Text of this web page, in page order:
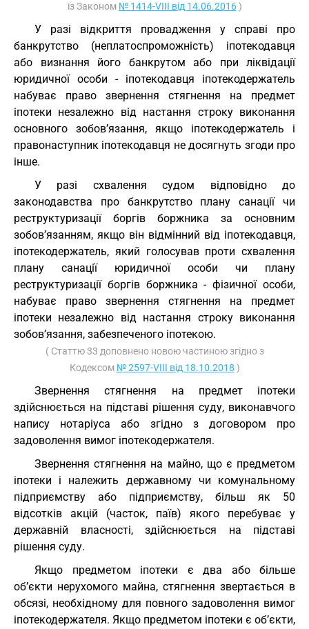
із Законом № 1414-VIII від 14.06.2016)
У разі відкриття провадження у справі про
банкрутство (неплатоспроможність) іпотекодавця
або визнання його банкрутом або при ліквідації
юридичної особи - іпотекодавця іпотекодержатель
набуває право звернення стягнення на предмет
іпотеки незалежно від настання строку виконання
основного зобов’язання, якщо іпотекодержатель і
правонаступник іпотекодавця не досягнуть згоди про
інше.
У разі схвалення судом відповідно до
законодавства про банкрутство плану санації чи
реструктуризації боргів боржника за основним
зобов’язанням, якщо він відмінний від іпотекодавця,
іпотекодержатель, який голосував проти схвалення
плану санації юридичної особи чи плану
реструктуризації боргів боржника - фізичної особи,
набуває право звернення стягнення на предмет
іпотеки незалежно від настання строку виконання
зобов’язання, забезпеченого іпотекою.
( Статтю 33 доповнено новою частиною згідно з
Кодексом № 2597-VIII від 18.10.2018 )
Звернення стягнення на предмет іпотеки
здійснюється на підставі рішення суду, виконавчого
напису нотаріуса або згідно з договором про
задоволення вимог іпотекодержателя.
Звернення стягнення на майно, що є предметом
іпотеки і належить державному чи комунальному
підприємству або підприємству, більш як 50
відсотків акцій (часток, паїв) якого перебуває у
державній власності, здійснюється на підставі
рішення суду.
Якщо предметом іпотеки є два або більше
об’єкти нерухомого майна, стягнення звертається в
обсязі, необхідному для повного задоволення вимог
іпотекодержателя. Якщо предметом іпотеки є об’єкти,